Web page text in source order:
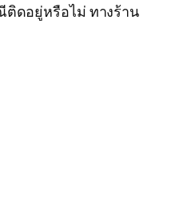
ติดอยู่หรือไม่ ทางร้าน